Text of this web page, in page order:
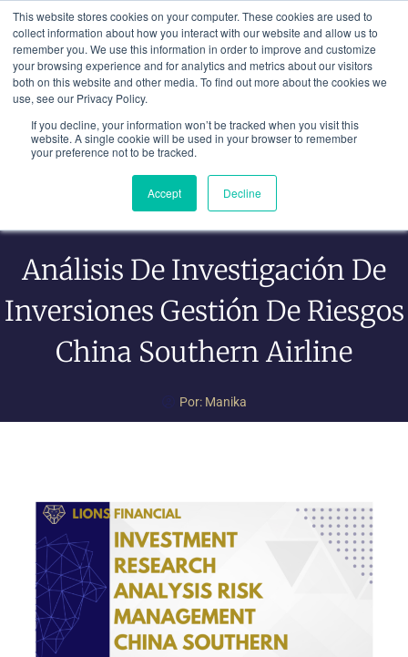
This website stores cookies on your computer. These cookies are used to
collect information about how you interact with our website and allow us to
remember you. We use this information in order to improve and customize
your browsing experience and for analytics and metrics about our visitors
both on this website and other media. To find out more about the cookies we
use, see our Privacy Policy.
If you decline, your information won’t be tracked when you visit this
website. A single cookie will be used in your browser to remember
your preference not to be tracked.
Accept Decline
contenido
Análisis De Investigación De
Inversiones Gestión De Riesgos
China Southern Airline
Por:Manika